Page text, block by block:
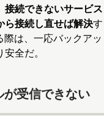
続できないサービス
ら接続し直せば解決す
際は、一応バックアッ
全だ。
が受信できない